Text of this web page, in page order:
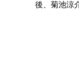
後、菊池涼